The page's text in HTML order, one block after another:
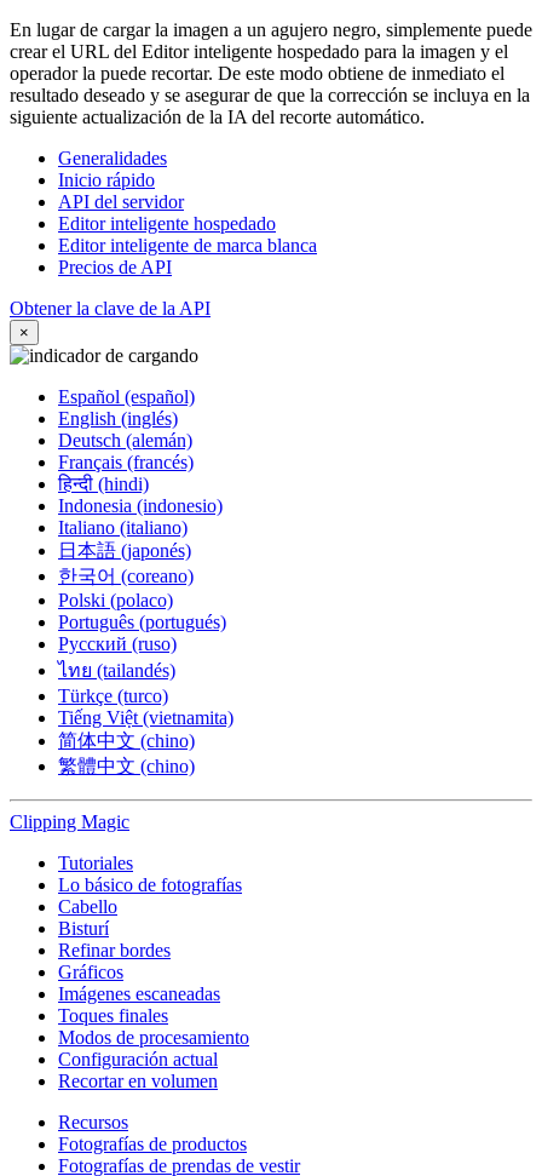
En lugar de cargar la imagen a un agujero negro, simplemente puede
crear el URL del Editor inteligente hospedado para la imagen y el
operador la puede recortar. De este modo obtiene de inmediato el
resultado deseado y se asegurar de que la corrección se incluya en la
siguiente actualización de la IA del recorte automático.
Generalidades
Inicio rápido
API del servidor
Editor inteligente hospedado
Editor inteligente de marca blanca
Precios de API
Obtener la clave de la API
×
Español (español)
English (inglés)
Deutsch (alemán)
Français (francés)
हिन्दी (hindi)
Indonesia (indonesio)
Italiano (italiano)
日本語 (japonés)
한국어 (coreano)
Polski (polaco)
Português (portugués)
Русский (ruso)
ไทย (tailandés)
Türkçe (turco)
Tiếng Việt (vietnamita)
简体中文 (chino)
繁體中文 (chino)
Clipping Magic
Tutoriales
Lo básico de fotografías
Cabello
Bisturí
Refinar bordes
Gráficos
Imágenes escaneadas
Toques finales
Modos de procesamiento
Configuración actual
Recortar en volumen
Recursos
Fotografías de productos
Fotografías de prendas de vestir